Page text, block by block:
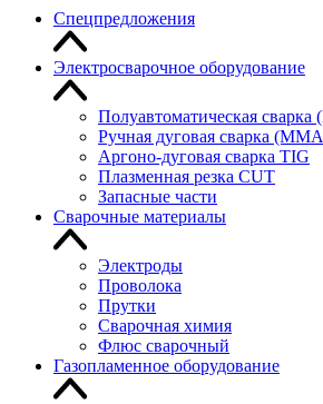
Спецпредложения
Электросварочное оборудование
Полуавтоматическая
Ручная дуговая сварка
Аргоно-дуговая сварка TIG
Плазменная резка CUT
Запасные части
Сварочные материалы
Электроды
Проволока
Прутки
Сварочная химия
Флюс сварочный
Газопламенное оборудование